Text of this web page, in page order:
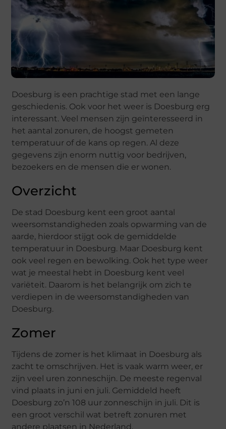
Doesburg is een prachtige stad met een lange
geschiedenis. Ook voor het weer is Doesburg erg
interessant. Veel mensen zijn geïnteresseerd in
het aantal zonuren, de hoogst gemeten
temperatuur of de kans op regen. Al deze
gegevens zijn enorm nuttig voor bedrijven,
bezoekers en de mensen die er wonen.
Overzicht
De stad Doesburg kent een groot aantal
weersomstandigheden zoals opwarming van de
aarde, hierdoor stijgt ook de gemiddelde
temperatuur in Doesburg. Maar Doesburg kent
ook veel regen en bewolking. Ook het type weer
wat je meestal hebt in Doesburg kent veel
variëteit. Daarom is het belangrijk om zich te
verdiepen in de weersomstandigheden van
Doesburg.
Zomer
Tijdens de zomer is het klimaat in Doesburg als
zacht te omschrijven. Het is vaak warm weer, er
zijn veel uren zonneschijn. De meeste regenval
vind plaats in juni en juli. Gemiddeld heeft
Doesburg zo’n 108 uur zonneschijn in juli. Dit is
een groot verschil wat betreft zonuren met
andere plaatsen in Nederland.